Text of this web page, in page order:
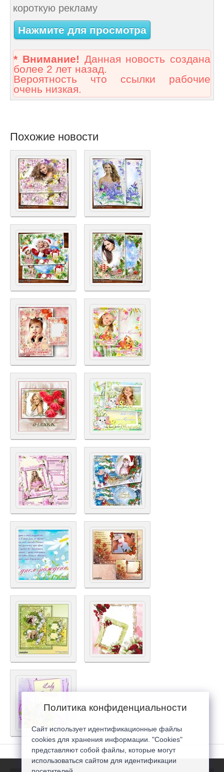
короткую рекламу
Нажмите для просмотра
* Внимание! Данная новость создана
более 2 лет назад.
Вероятность что ссылки рабочие
очень низкая.
Похожие новости
Политика конфиденциальности
Сайт использует идентификационные файлы
cookies для хранения информации. "Cookies"
представляют собой файлы, которые могут
использоваться сайтом для идентификации